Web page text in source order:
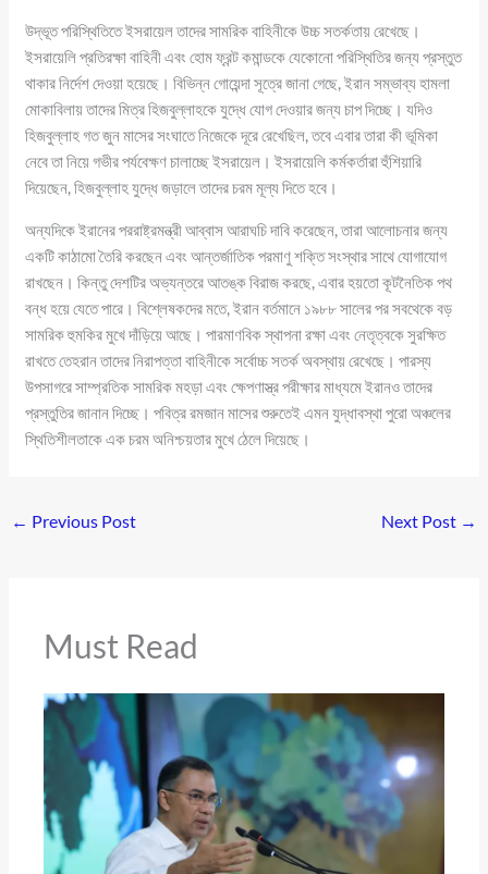
উদ্ভূত পরিস্থিতিতে ইসরায়েল তাদের সামরিক বাহিনীকে উচ্চ সতর্কতায় রেখেছে।
ইসরায়েলি প্রতিরক্ষা বাহিনী এবং হোম ফ্রন্ট কমান্ডকে যেকোনো পরিস্থিতির জন্য প্রস্তুত
থাকার নির্দেশ দেওয়া হয়েছে। বিভিন্ন গোয়েন্দা সূত্রে জানা গেছে, ইরান সম্ভাব্য হামলা
মোকাবিলায় তাদের মিত্র হিজবুল্লাহকে যুদ্ধে যোগ দেওয়ার জন্য চাপ দিচ্ছে। যদিও
হিজবুল্লাহ গত জুন মাসের সংঘাতে নিজেকে দূরে রেখেছিল, তবে এবার তারা কী ভূমিকা
নেবে তা নিয়ে গভীর পর্যবেক্ষণ চালাচ্ছে ইসরায়েল। ইসরায়েলি কর্মকর্তারা হুঁশিয়ারি
দিয়েছেন, হিজবুল্লাহ যুদ্ধে জড়ালে তাদের চরম মূল্য দিতে হবে।
অন্যদিকে ইরানের পররাষ্ট্রমন্ত্রী আব্বাস আরাঘচি দাবি করেছেন, তারা আলোচনার জন্য
একটি কাঠামো তৈরি করছেন এবং আন্তর্জাতিক পরমাণু শক্তি সংস্থার সাথে যোগাযোগ
রাখছেন। কিন্তু দেশটির অভ্যন্তরে আতঙ্ক বিরাজ করছে, এবার হয়তো কূটনৈতিক পথ
বন্ধ হয়ে যেতে পারে। বিশ্লেষকদের মতে, ইরান বর্তমানে ১৯৮৮ সালের পর সবথেকে বড়
সামরিক হুমকির মুখে দাঁড়িয়ে আছে। পারমাণবিক স্থাপনা রক্ষা এবং নেতৃত্বকে সুরক্ষিত
রাখতে তেহরান তাদের নিরাপত্তা বাহিনীকে সর্বোচ্চ সতর্ক অবস্থায় রেখেছে। পারস্য
উপসাগরে সাম্প্রতিক সামরিক মহড়া এবং ক্ষেপণাস্ত্র পরীক্ষার মাধ্যমে ইরানও তাদের
প্রস্তুতির জানান দিচ্ছে। পবিত্র রমজান মাসের শুরুতেই এমন যুদ্ধাবস্থা পুরো অঞ্চলের
স্থিতিশীলতাকে এক চরম অনিশ্চয়তার মুখে ঠেলে দিয়েছে।
← Previous Post Next Post →
Must Read